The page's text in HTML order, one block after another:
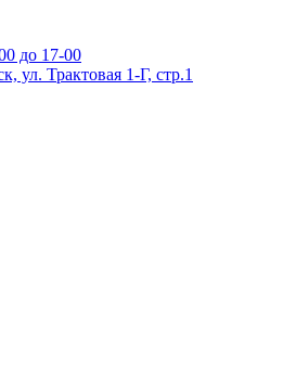
до 17-00
Трактовая 1-Г, стр.1